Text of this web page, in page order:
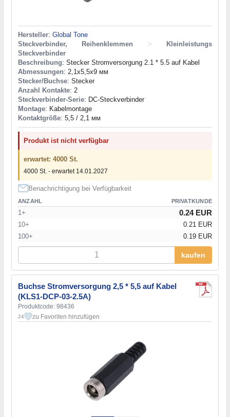
Hersteller: Global Tone
Steckverbinder, Reihenklemmen
>
Kleinleistungs
Steckverbinder
Beschreibung: Stecker Stromversorgung 2.1 * 5.5 auf Kabel
Abmessungen: 2,1x5,5x9 мм
Stecker/Buchse: Stecker
Anzahl Kontakte: 2
Steckverbinder-Serie: DC-Steckverbinder
Montage: Kabelmontage
Kontaktgröße: 5,5 / 2,1 мм
Produkt ist nicht verfügbar
erwartet: 4000 St.
4000 St. - erwartet 14.01.2027
Benachrichtigung bei Verfügbarkeit
ANZAHL PRIVATKUNDE
1+ 0.24 EUR
10+
0.21 EUR
100+
0.19 EUR
kaufen
Buchse Stromversorgung 2,5 * 5,5 auf Kabel
(KLS1-DCP-03-2.5A)
Produktcode: 98436
24 zu Favoriten hinzufügen